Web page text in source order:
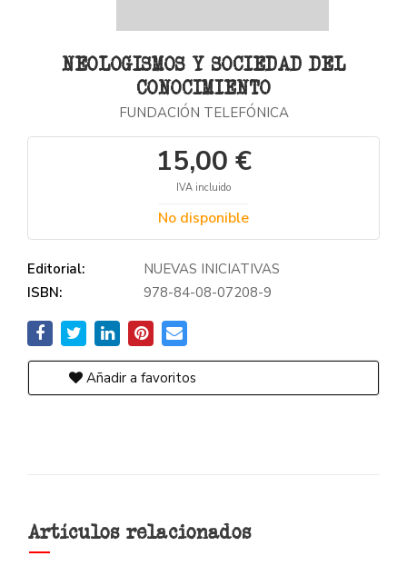
NEOLOGISMOS Y SOCIEDAD DEL
CONOCIMIENTO
FUNDACIÓN TELEFÓNICA
15,00 €
IVA incluido
No disponible
Editorial:
NUEVAS INICIATIVAS
ISBN:
978-84-08-07208-9
Añadir a favoritos
Artículos relacionados